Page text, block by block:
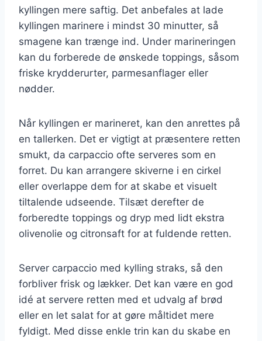
kyllingen mere saftig. Det anbefales at lade
kyllingen marinere i mindst 30 minutter, så
smagene kan trænge ind. Under marineringen
kan du forberede de ønskede toppings, såsom
friske krydderurter, parmesanflager eller
nødder.
Når kyllingen er marineret, kan den anrettes på
en tallerken. Det er vigtigt at præsentere retten
smukt, da carpaccio ofte serveres som en
forret. Du kan arrangere skiverne i en cirkel
eller overlappe dem for at skabe et visuelt
tiltalende udseende. Tilsæt derefter de
forberedte toppings og dryp med lidt ekstra
olivenolie og citronsaft for at fuldende retten.
Server carpaccio med kylling straks, så den
forbliver frisk og lækker. Det kan være en god
idé at servere retten med et udvalg af brød
eller en let salat for at gøre måltidet mere
fyldigt. Med disse enkle trin kan du skabe en